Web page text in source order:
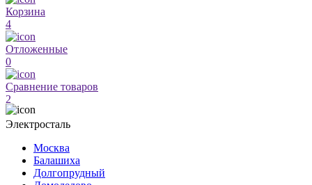
Корзина
4
Отложенные
0
Сравнение товаров
2
Электросталь
Москва
Балашиха
Долгопрудный